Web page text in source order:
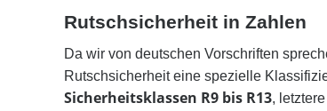
Rutschsicherheit in Zahlen
Da wir von deutschen Vorschriften
Rutschsicherheit eine spezielle
Sicherheitsklassen R9 bis R13,